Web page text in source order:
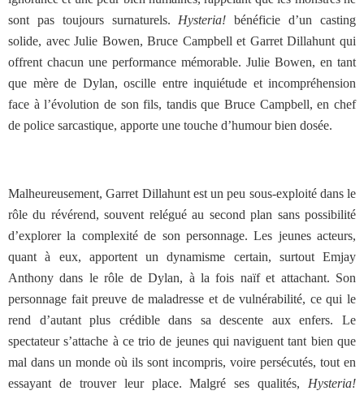
sont pas toujours surnaturels. Hysteria!bénéficie d’un casting
solide, avec Julie Bowen, Bruce Campbell et Garret Dillahunt qui
offrent chacun une performance mémorable. Julie Bowen, en tant
que mère de Dylan, oscille entre inquiétude et incompréhension
face à l’évolution de son fils, tandis que Bruce Campbell, en chef
de police sarcastique, apporte une touche d’humour bien dosée.
Malheureusement, Garret Dillahunt est un peu sous-exploité dans le
rôle du révérend, souvent relégué au second plan sans possibilité
d’explorer la complexité de son personnage. Les jeunes acteurs,
quant à eux, apportent un dynamisme certain, surtout Emjay
Anthony dans le rôle de Dylan, à la fois naïf et attachant. Son
personnage fait preuve de maladresse et de vulnérabilité, ce qui le
rend d’autant plus crédible dans sa descente aux enfers. Le
spectateur s’attache à ce trio de jeunes qui naviguent tant bien que
mal dans un monde où ils sont incompris, voire persécutés, tout en
essayant de trouver leur place. Malgré ses qualités, Hysteria!